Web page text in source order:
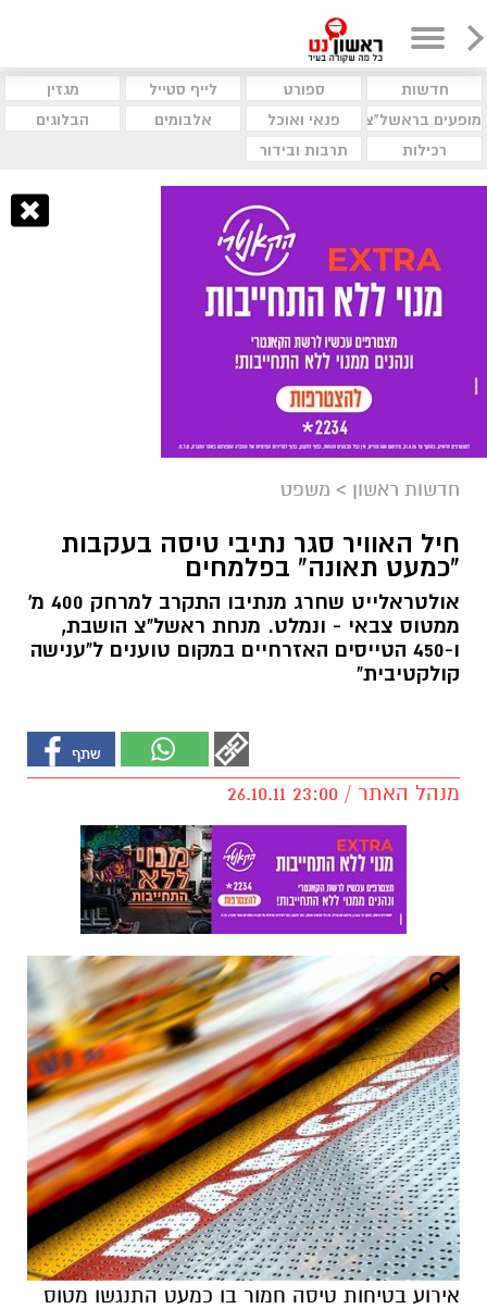
חדשות ספורט לייף סטייל
מגזין
מופעים בראשל"צ
פנאי ואוכל אלבומים
הבלוגים
רכילות
תרבות ובידור
חדשות ראשון > משפט
חיל האוויר סגר נתיבי טיסה בעקבות
"כמעט תאונה" בפלמחים
אולטראלייט שחרג מנתיבו התקרב למרחק 400 מ'
ממטוס צבאי - ונמלט. מנחת ראשל"צ הושבת,
ו-450 הטייסים האזרחיים במקום טוענים ל"ענישה
קולקטיבית"
מנהל האתר / 23:00 26.10.11
אירוע בטיחות טיסה חמור בו כמעט התנגשו מטוס